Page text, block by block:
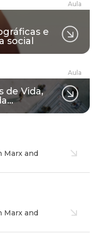
Aula
e
social
Aula
de Vida,
Marx and
Marx and